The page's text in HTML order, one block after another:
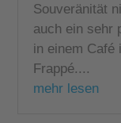
Souveränität
auch ein sehr
in einem Café
Frappé....
mehr lesen